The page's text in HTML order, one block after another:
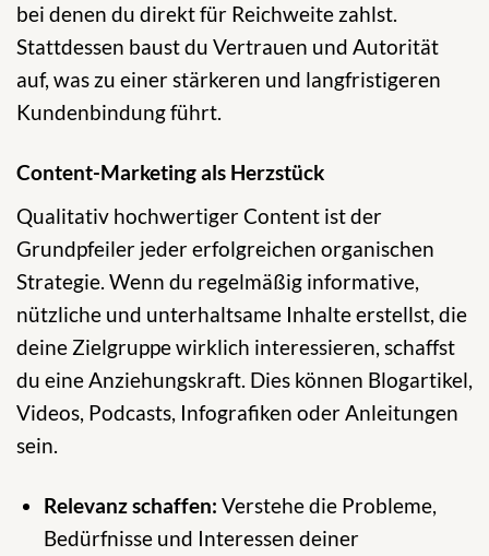
bei denen du direkt für Reichweite zahlst.
Stattdessen baust du Vertrauen und Autorität
auf, was zu einer stärkeren und langfristigeren
Kundenbindung führt.
Content-Marketing als Herzstück
Qualitativ hochwertiger Content ist der
Grundpfeiler jeder erfolgreichen organischen
Strategie. Wenn du regelmäßig informative,
nützliche und unterhaltsame Inhalte erstellst, die
deine Zielgruppe wirklich interessieren, schaffst
du eine Anziehungskraft. Dies können Blogartikel,
Videos, Podcasts, Infografiken oder Anleitungen
sein.
Relevanz schaffen: Verstehe die Probleme,
Bedürfnisse und Interessen deiner